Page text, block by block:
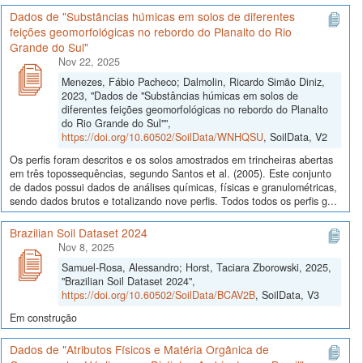
Dados de "Substâncias húmicas em solos de diferentes
feições geomorfológicas no rebordo do Planalto do Rio
Grande do Sul"
Nov 22, 2025
Menezes, Fábio Pacheco; Dalmolin, Ricardo Simão Diniz,
2023, "Dados de "Substâncias húmicas em solos de
diferentes feições geomorfológicas no rebordo do Planalto
do Rio Grande do Sul"",
https://doi.org/10.60502/SoilData/WNHQSU, SoilData, V2
Os perfis foram descritos e os solos amostrados em trincheiras abertas
em três topossequências, segundo Santos et al. (2005). Este conjunto
de dados possui dados de análises químicas, físicas e granulométricas,
sendo dados brutos e totalizando nove perfis. Todos todos os perfis g...
Brazilian Soil Dataset 2024
Nov 8, 2025
Samuel-Rosa, Alessandro; Horst, Taciara Zborowski, 2025,
"Brazilian Soil Dataset 2024",
https://doi.org/10.60502/SoilData/BCAV2B, SoilData, V3
Em construção
Dados de "Atributos Físicos e Matéria Orgânica de